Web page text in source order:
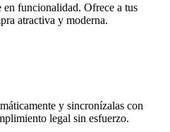
funcionalidad. Ofrece a tus
atractiva y moderna.
y sincronízalas con
legal sin esfuerzo.